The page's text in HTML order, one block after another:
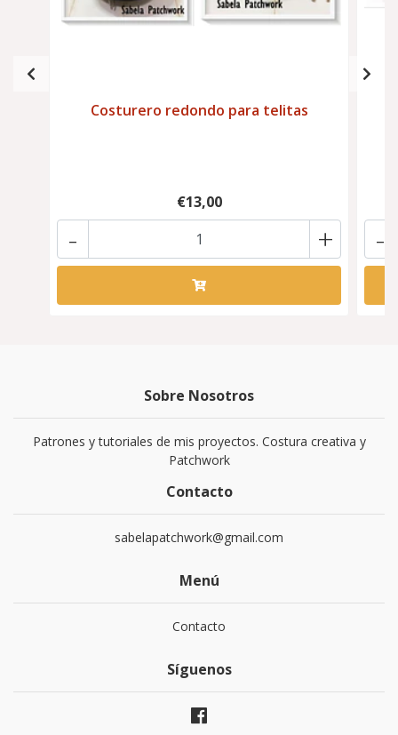
Costurero redondo para telitas
€13,00
+
- -
Sobre Nosotros
Patrones y tutoriales de mis proyectos. Costura creativa y
Patchwork
Contacto
sabelapatchwork@gmail.com
Menú
Contacto
Síguenos